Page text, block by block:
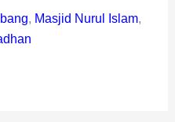
, Masjid Nurul Islam,